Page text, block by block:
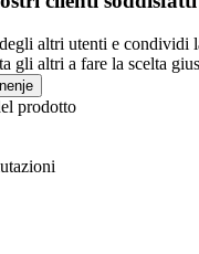
altri utenti e condividi
gli altri a fare la scelta
prodotto